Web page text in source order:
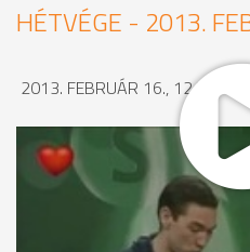
HÉTVÉGE - 2013.
2013. FEBRUÁR 16., 12:23
MEGOSZTÁS